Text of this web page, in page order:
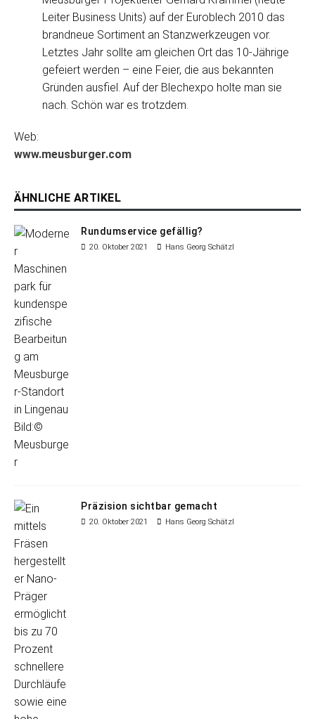
Leiter Business Units) auf der Euroblech 2010 das
brandneue Sortiment an Stanzwerkzeugen vor.
Letztes Jahr sollte am gleichen Ort das 10-Jährige
gefeiert werden – eine Feier, die aus bekannten
Gründen ausfiel. Auf der Blechexpo holte man sie
nach. Schön war es trotzdem.
Web:
www.meusburger.com
ÄHNLICHE ARTIKEL
Rundumservice gefällig?
20. Oktober 2021 Hans Georg Schätzl
Präzision sichtbar gemacht
20. Oktober 2021 Hans Georg Schätzl